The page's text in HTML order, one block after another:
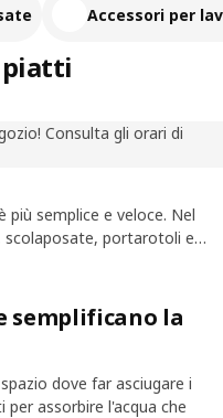
Consulta gli orari di
piatti
Accessori per
più semplice e veloce. Nel
portarotoli e
in cucina, permettendoti
semplificano la
dove far asciugare i
assorbire l'acqua che